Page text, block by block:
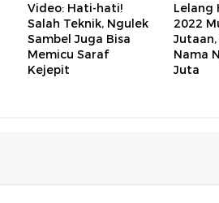
Video: Hati-hati!
Salah Teknik, Ngulek
Sambel Juga Bisa
Memicu Saraf
Kejepit
Lelang
2022
Nama
Juta